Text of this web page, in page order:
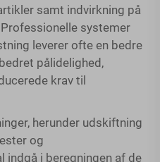
samt indvirkning på
systemer
leverer ofte en bedre
pålidelighed,
krav til
herunder udskiftning
og
indgå i beregningen af de